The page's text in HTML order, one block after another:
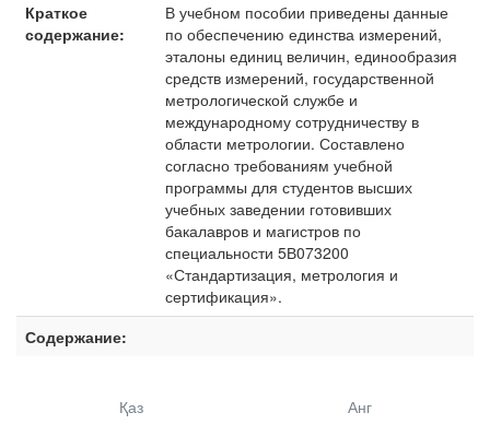
Краткое
содержание:
В учебном пособии приведены данные
по обеспечению единства измерений,
эталоны единиц величин, единообразия
средств измерений, государственной
метрологической службе и
международному сотрудничеству в
области метрологии. Составлено
согласно требованиям учебной
программы для студентов высших
учебных заведении готовивших
бакалавров и магистров по
специальности 5В073200
«Стандартизация, метрология и
сертификация».
Содержание:
Қаз Анг